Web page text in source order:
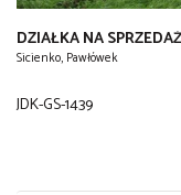
DZIAŁKA NA SPRZEDAŻ
Sicienko, Pawłówek
JDK-GS-1439